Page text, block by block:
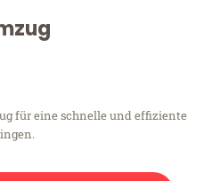
für eine schnelle und effiziente